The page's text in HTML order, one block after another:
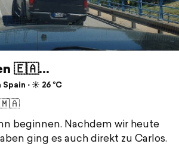
🇪🇦...
⋅ ☀️ 26 °C
🇲🇦
beginnen. Nachdem wir heute
ging es auch direkt zu Carlos.